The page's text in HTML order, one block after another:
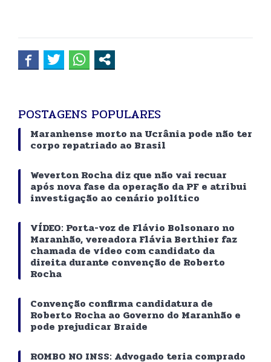
POSTAGENS POPULARES
Maranhense morto na Ucrânia pode não ter
corpo repatriado ao Brasil
Weverton Rocha diz que não vai recuar
após nova fase da operação da PF e atribui
investigação ao cenário político
VÍDEO: Porta-voz de Flávio Bolsonaro no
Maranhão, vereadora Flávia Berthier faz
chamada de vídeo com candidato da
direita durante convenção de Roberto
Rocha
Convenção confirma candidatura de
Roberto Rocha ao Governo do Maranhão e
pode prejudicar Braide
ROMBO NO INSS: Advogado teria comprado